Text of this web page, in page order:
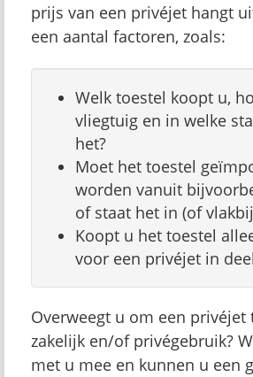
prijs van een privéjet hangt
een aantal factoren, zoals:
Welk toestel koopt u,
vliegtuig en in welke
het?
Moet het toestel
worden vanuit
of staat het in (of
Koopt u het toestel
voor een privéjet in
Overweegt u om een privéjet
zakelijk en/of privégebruik?
met u mee en kunnen u een